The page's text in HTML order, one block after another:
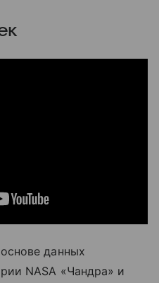
данных
NASA «Чандра» и